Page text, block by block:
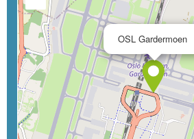
OSL Gardermoen